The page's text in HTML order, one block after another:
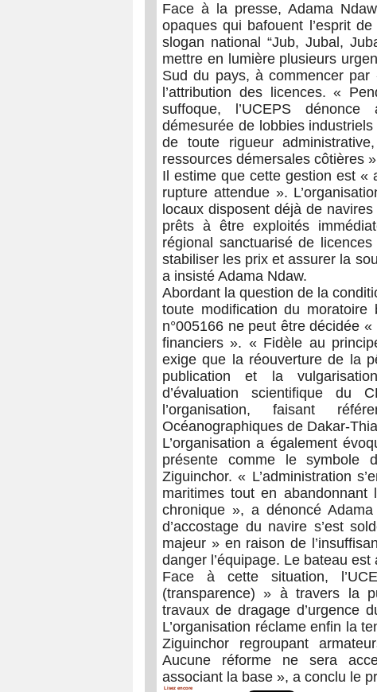
Face à la presse, Adama
opaques qui bafouent l’esprit
slogan national “Jub, Jubal,
mettre en lumière plusieurs
Sud du pays, à commencer par
l’attribution des licences. «
suffoque, l’UCEPS
démesurée de lobbies
de toute rigueur
ressources démersales côtières
Il estime que cette gestion est «
rupture attendue ».
locaux disposent déjà de
prêts à être exploités
régional sanctuarisé de
stabiliser les prix et assurer la
a insisté Adama Ndaw.
Abordant la question de la
toute modification du moratoire
n°005166 ne peut être décidée
financiers ». « Fidèle au
exige que la réouverture de la
publication et la
d’évaluation scientifique
l’organisation, faisant
Océanographiques de Dakar-
L’organisation a également
présente comme le symbole
Ziguinchor. « L’administration
maritimes tout en
chronique », a dénoncé
d’accostage du navire s’est
majeur » en raison de
danger l’équipage. Le bateau
Face à cette situation,
(transparence) » à travers la
travaux de dragage d’urgence
L’organisation réclame enfin la
Ziguinchor regroupant
Aucune réforme ne sera
associant la base », a conclu le
Lisez encore